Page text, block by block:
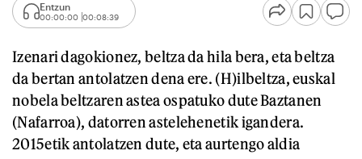
Entzun
00:00:00 00:08:39
Izenari dagokionez, beltza da hila bera, eta beltza
da bertan antolatzen dena ere. (H)ilbeltza, euskal
nobela beltzaren astea ospatuko dute Baztanen
(Nafarroa), datorren astelehenetik igandera.
2015etik antolatzen dute, eta aurtengo aldia